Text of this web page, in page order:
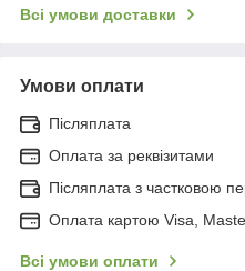
Всі умови доставки
Умови оплати
Післяплата
Оплата за реквізитами
Післяплата з частковою
Оплата картою Visa,
Всі умови оплати